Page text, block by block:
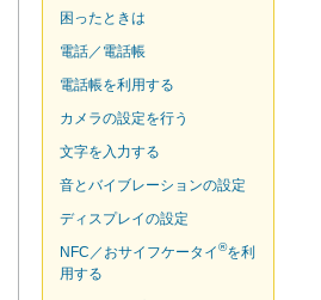
困ったときは
電話／電話帳
電話帳を利用する
カメラの設定を行う
文字を入力する
音とバイブレーションの設定
ディスプレイの設定
NFC／おサイフケータイ®を利
用する